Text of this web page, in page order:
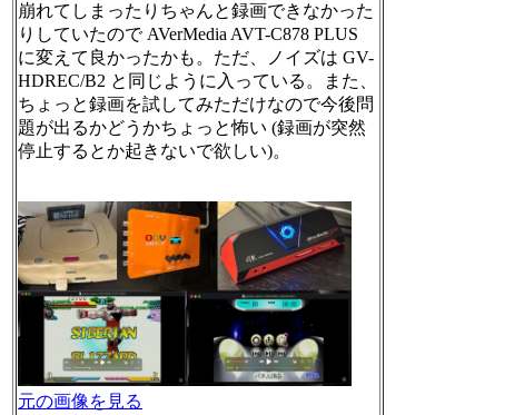
崩れてしまったりちゃんと録画できなかった
りしていたので AVerMedia AVT-C878 PLUS
に変えて良かったかも。ただ、ノイズは GV-
HDREC/B2 と同じように入っている。また、
ちょっと録画を試してみただけなので今後問
題が出るかどうかちょっと怖い (録画が突然
停止するとか起きないで欲しい)。
元の画像を見る